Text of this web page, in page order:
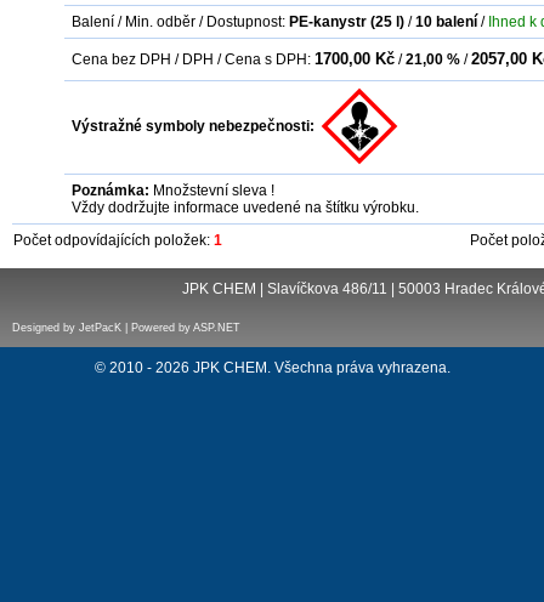
Balení / Min. odběr / Dostupnost: PE-kanystr (25 l) / 10 balení / Ihned k
Cena bez DPH / DPH / Cena s DPH: 1700,00 Kč / 21,00 % / 2057,00
Výstražné symboly nebezpečnosti:
Poznámka: Množstevní sleva !
Vždy dodržujte informace uvedené na štítku výrobku.
Počet odpovídajících položek: 1 Počet
JPK CHEM | Slavíčkova 486/11 | 50003 Hradec
Designed by JetPacK | Powered by ASP.NET
© 2010 - 2026 JPK CHEM. Všechna práva vyhrazena.